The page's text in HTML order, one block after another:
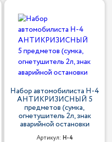
Набор автомобилиста H-4
АНТИКРИЗИСНЫЙ 5
предметов (сумка,
огнетушитель 2л, знак
аварийной остановки
Артикул: H-4